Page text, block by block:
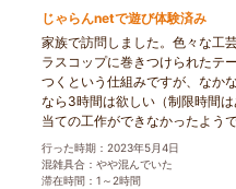
じゃらんnetで遊び体験済み
家族で訪問しました。色々な工
ラスコップに巻きつけられたテ
つくという仕組みですが、なか
なら3時間は欲しい（制限時間
当ての工作ができなかったよう
行った時期：2023年5月4日
混雑具合：やや混んでいた
滞在時間：1～2時間